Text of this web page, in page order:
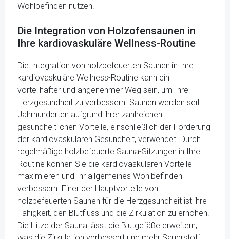
Wohlbefinden nutzen.
Die Integration von Holzofensaunen in
Ihre kardiovaskuläre Wellness-Routine
Die Integration von holzbefeuerten Saunen in Ihre
kardiovaskuläre Wellness-Routine kann ein
vorteilhafter und angenehmer Weg sein, um Ihre
Herzgesundheit zu verbessern. Saunen werden seit
Jahrhunderten aufgrund ihrer zahlreichen
gesundheitlichen Vorteile, einschließlich der Förderung
der kardiovaskulären Gesundheit, verwendet. Durch
regelmäßige holzbefeuerte Sauna-Sitzungen in Ihre
Routine können Sie die kardiovaskulären Vorteile
maximieren und Ihr allgemeines Wohlbefinden
verbessern. Einer der Hauptvorteile von
holzbefeuerten Saunen für die Herzgesundheit ist ihre
Fähigkeit, den Blutfluss und die Zirkulation zu erhöhen.
Die Hitze der Sauna lässt die Blutgefäße erweitern,